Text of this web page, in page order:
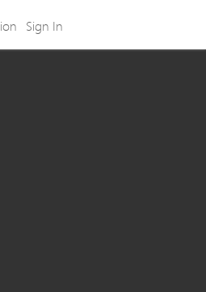
Sign In